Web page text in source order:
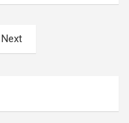
Next